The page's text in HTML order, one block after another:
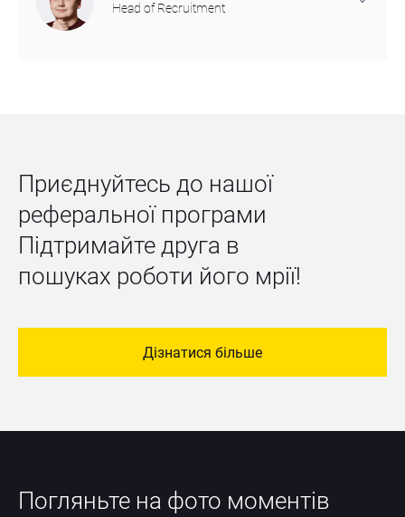
Head of Recruitment
recruitment@andersenlab.com
Приєднуйтесь до нашої
реферальної програми
Підтримайте друга в
пошуках роботи його мрії!
Дізнатися більше
Погляньте на фото моментів